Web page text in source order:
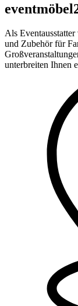
Als
und Zubehör für
unterbreiten Ihnen